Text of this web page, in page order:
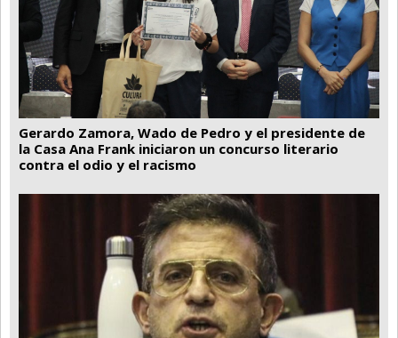
Gerardo Zamora, Wado de Pedro y el presidente de
la Casa Ana Frank iniciaron un concurso literario
contra el odio y el racismo